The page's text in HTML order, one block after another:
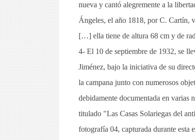
nueva y cantó alegremente a la
Ángeles, el año 1818, por C. Cartín,
[…] ella tiene de altura 68 cm y de
4- El 10 de septiembre de 1932, se
Jiménez, bajo la iniciativa de su
la campana junto con numerosos
debidamente documentada en varias
titulado "Las Casas Solariegas del
fotografía 04, capturada durante esta